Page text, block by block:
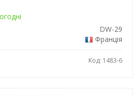
DW-29
Франція
Код: 1483-6